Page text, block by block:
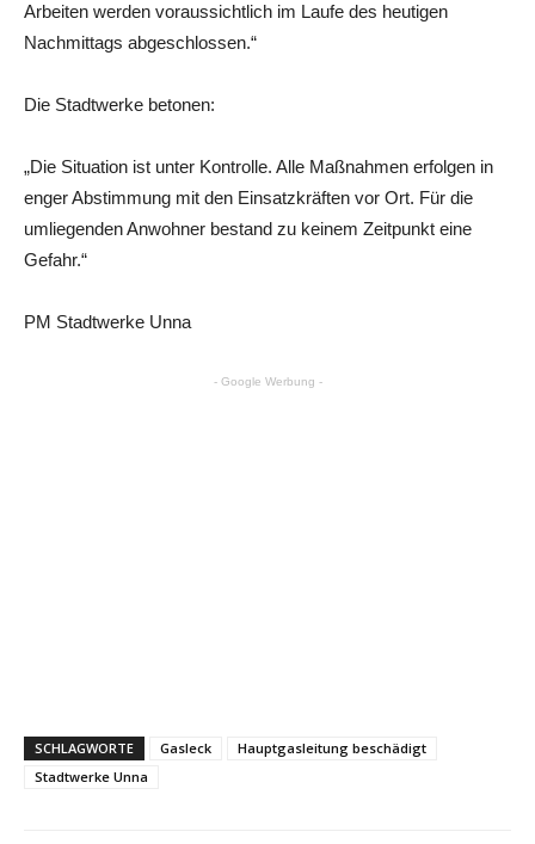
Arbeiten werden voraussichtlich im Laufe des heutigen
Nachmittags abgeschlossen.“
Die Stadtwerke betonen:
„Die Situation ist unter Kontrolle. Alle Maßnahmen erfolgen in
enger Abstimmung mit den Einsatzkräften vor Ort. Für die
umliegenden Anwohner bestand zu keinem Zeitpunkt eine
Gefahr.“
PM Stadtwerke Unna
- Google Werbung -
SCHLAGWORTE Gasleck
Hauptgasleitung beschädigt
Stadtwerke Unna